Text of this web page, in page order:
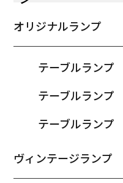
オリジナルランプ
テーブルランプ
テーブルランプ
テーブルランプ
ヴィンテージランプ